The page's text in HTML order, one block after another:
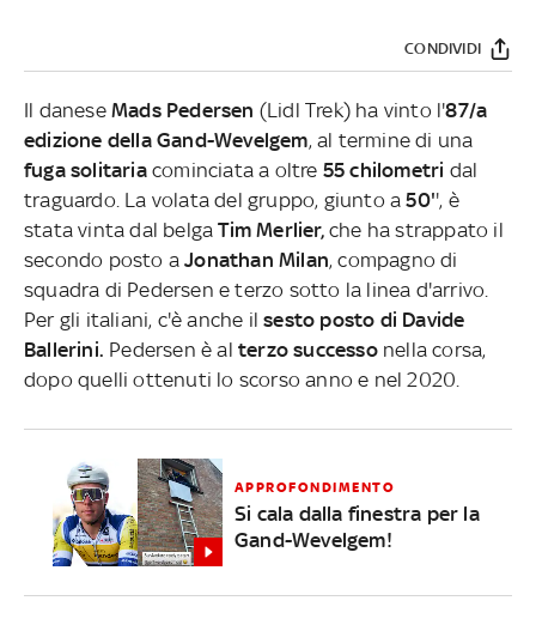
CONDIVIDI
Il danese Mads Pedersen (Lidl Trek) ha vinto l'87/a
edizione della Gand-Wevelgem, al termine di una
fuga solitariacominciata a oltre 55 chilometri dal
traguardo. La volata del gruppo, giunto a 50'', è
stata vinta dal belgaTim Merlier,che ha strappato il
secondo posto aJonathan Milan, compagno di
squadra di Pedersen e terzo sotto la linea d'arrivo.
Per gli italiani, c'è anche ilsesto posto di Davide
Ballerini. Pedersen è al terzo successonella corsa,
dopo quelli ottenuti lo scorso anno e nel 2020.
APPROFONDIMENTO
Si cala dalla finestra per la
Gand-Wevelgem!